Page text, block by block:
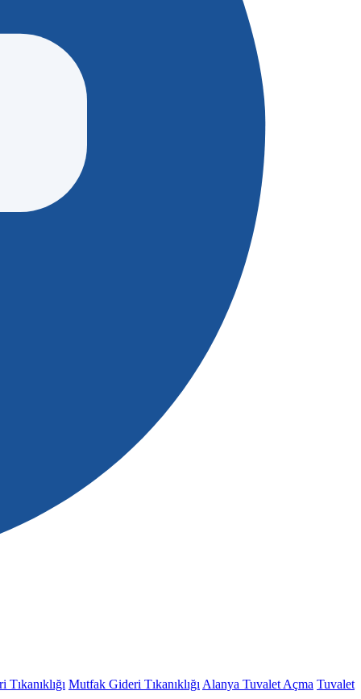
Mutfak Gideri Tıkanıklığı Alanya Tuvalet Açma Tuvalet